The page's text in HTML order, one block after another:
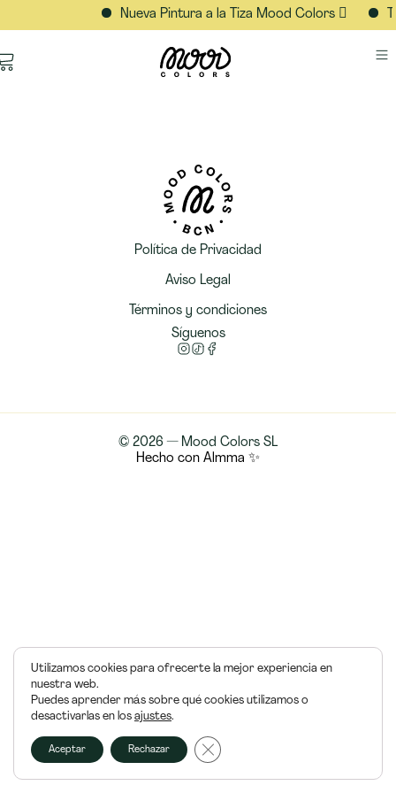
Nueva Pintura a la Tiza Mood Colors 🫟
Política de Privacidad
Aviso Legal
Términos y condiciones
Síguenos
© 2026 — Mood Colors SL
Hecho con Almma ✨
Utilizamos cookies para ofrecerte la mejor experiencia en
nuestra web.
Puedes aprender más sobre qué cookies utilizamos o
desactivarlas en los ajustes.
Aceptar Rechazar Cerrar el banner de cookies RGPD